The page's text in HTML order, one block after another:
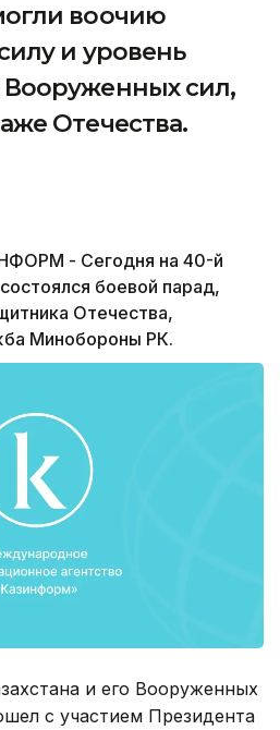
воочию
и уровень
Вооруженных сил,
Отечества.
- Сегодня на 40-й
боевой парад,
Отечества,
Минобороны РК.
и его Вооруженных
с участием Президента